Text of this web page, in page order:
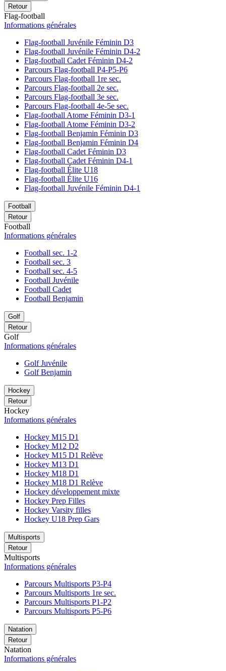
Retour
Flag-football
Informations générales
Flag-football Juvénile Féminin D3
Flag-football Juvénile Féminin D4-2
Flag-football Cadet Féminin D4-2
Parcours Flag-football P4-P5-P6
Parcours Flag-football 1re sec.
Parcours Flag-football 2e sec.
Parcours Flag-football 3e sec.
Parcours Flag-football 4e-5e sec.
Flag-football Atome Féminin D3-1
Flag-football Atome Féminin D3-2
Flag-football Benjamin Féminin D3
Flag-football Benjamin Féminin D4
Flag-football Cadet Féminin D3
Flag-football Cadet Féminin D4-1
Flag-football Élite U18
Flag-football Élite U16
Flag-football Juvénile Féminin D4-1
Football
Retour
Football
Informations générales
Football sec. 1-2
Football sec. 3
Football sec. 4-5
Football Juvénile
Football Cadet
Football Benjamin
Golf
Retour
Golf
Informations générales
Golf Juvénile
Golf Benjamin
Hockey
Retour
Hockey
Informations générales
Hockey M15 D1
Hockey M12 D2
Hockey M15 D1 Relève
Hockey M13 D1
Hockey M18 D1
Hockey M18 D1 Relève
Hockey développement mixte
Hockey Prep Filles
Hockey Varsity filles
Hockey U18 Prep Gars
Multisports
Retour
Multisports
Informations générales
Parcours Multisports P3-P4
Parcours Multisports 1re sec.
Parcours Multisports P1-P2
Parcours Multisports P5-P6
Natation
Retour
Natation
Informations générales